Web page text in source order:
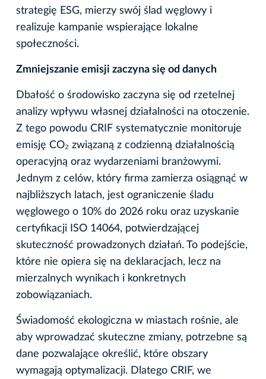
strategię ESG, mierzy swój ślad węglowy i
realizuje kampanie wspierające lokalne
społeczności.
Zmniejszanie emisji zaczyna się od danych
Dbałość o środowisko zaczyna się od rzetelnej
analizy wpływu własnej działalności na otoczenie.
Z tego powodu CRIF systematycznie monitoruje
emisję CO₂ związaną z codzienną działalnością
operacyjną oraz wydarzeniami branżowymi.
Jednym z celów, który firma zamierza osiągnąć w
najbliższych latach, jest ograniczenie śladu
węglowego o 10% do 2026 roku oraz uzyskanie
certyfikacji ISO 14064, potwierdzającej
skuteczność prowadzonych działań. To podejście,
które nie opiera się na deklaracjach, lecz na
mierzalnych wynikach i konkretnych
zobowiązaniach.
Świadomość ekologiczna w miastach rośnie, ale
aby wprowadzać skuteczne zmiany, potrzebne są
dane pozwalające określić, które obszary
wymagają optymalizacji. Dlatego CRIF, we